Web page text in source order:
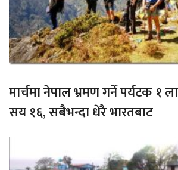
मार्चमा नेपाल भ्रमण गर्ने पर्यटक १
सय १६, सबैभन्दा धेरै भारतबाट